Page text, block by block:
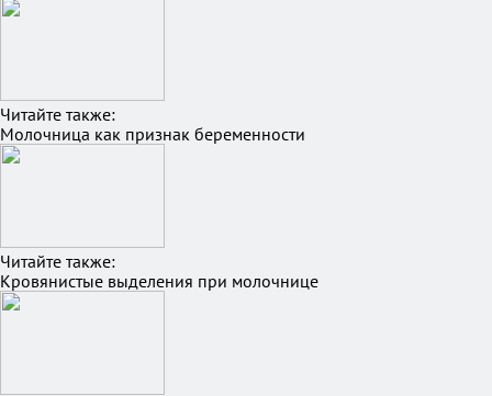
Читайте также:
Молочница как признак беременности
Читайте также:
Кровянистые выделения при молочнице